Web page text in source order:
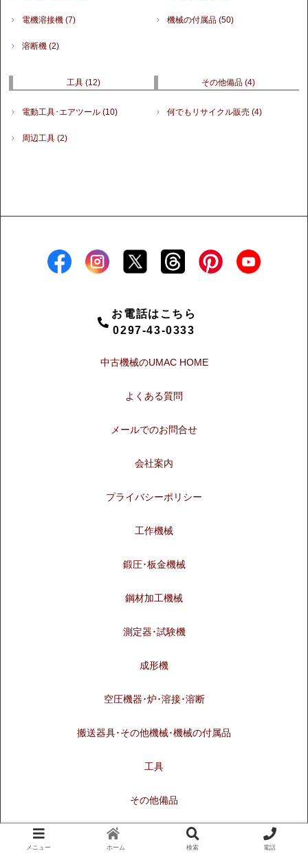
電機溶接機(7)
溶断機(2)
機械の付属品 (50)
工具(12)
電動工具･エアツール(10)
周辺工具(2)
その他備品(4)
何でもリサイクル販売 (4)
お電話はこちら
0297-43-0333
中古機械のUMAC HOME
よくある質問
メールでのお問合せ
会社案内
プライバシーポリシー
工作機械
鍛圧･板金機械
鋼材加工機械
測定器･試験機
成形機
空圧機器･炉･溶接･溶断
搬送器具･その他機械･機械の付属品
工具
その他備品
© 1997-2026 中古機械・中古工作機械の販売・買取｜UMAC（ユーマ
メニュー ホーム 検索 電話